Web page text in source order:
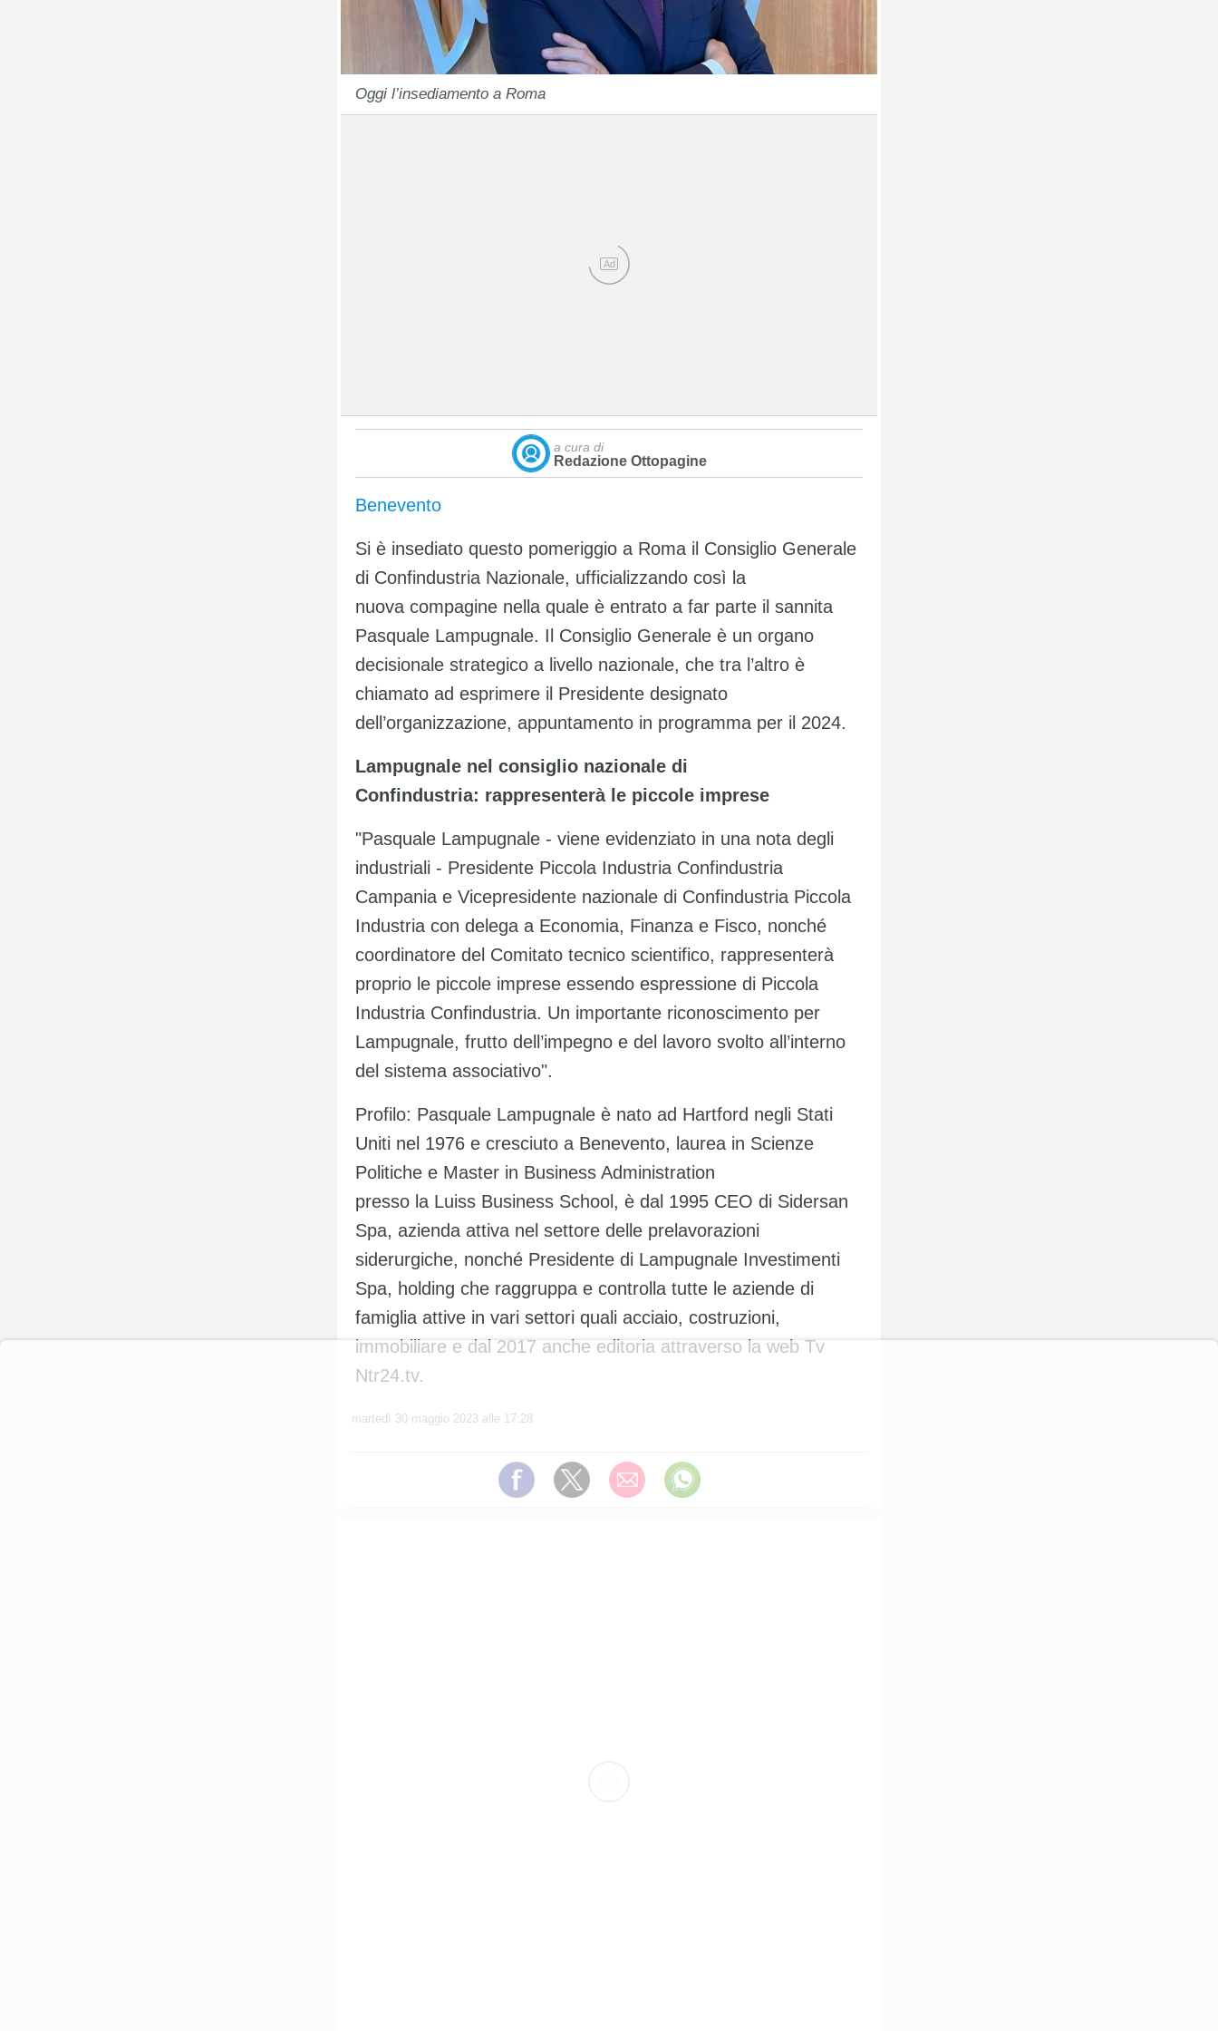
Oggi l’insediamento a Roma
Ad
a cura di
Redazione Ottopagine
Benevento
Si è insediato questo pomeriggio a Roma il Consiglio Generale
di Confindustria Nazionale, ufficializzando così la
nuova compagine nella quale è entrato a far parte il sannita
Pasquale Lampugnale. Il Consiglio Generale è un organo
decisionale strategico a livello nazionale, che tra l’altro è
chiamato ad esprimere il Presidente designato
dell’organizzazione, appuntamento in programma per il 2024.
Lampugnale nel consiglio nazionale di
Confindustria: rappresenterà le piccole imprese
"Pasquale Lampugnale - viene evidenziato in una nota degli
industriali - Presidente Piccola Industria Confindustria
Campania e Vicepresidente nazionale di Confindustria Piccola
Industria con delega a Economia, Finanza e Fisco, nonché
coordinatore del Comitato tecnico scientifico, rappresenterà
proprio le piccole imprese essendo espressione di Piccola
Industria Confindustria. Un importante riconoscimento per
Lampugnale, frutto dell’impegno e del lavoro svolto all’interno
del sistema associativo".
Profilo: Pasquale Lampugnale è nato ad Hartford negli Stati
Uniti nel 1976 e cresciuto a Benevento, laurea in Scienze
Politiche e Master in Business Administration
presso la Luiss Business School, è dal 1995 CEO di Sidersan
Spa, azienda attiva nel settore delle prelavorazioni
siderurgiche, nonché Presidente di Lampugnale Investimenti
Spa, holding che raggruppa e controlla tutte le aziende di
famiglia attive in vari settori quali acciaio, costruzioni,
immobiliare e dal 2017 anche editoria attraverso la web Tv
Ntr24.tv.
martedì 30 maggio 2023 alle 17:28